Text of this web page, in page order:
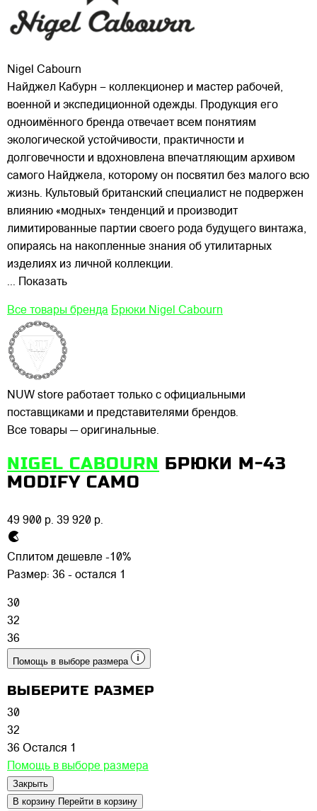
Nigel Cabourn
Найджел Кабурн – коллекционер и мастер рабочей,
военной и экспедиционной одежды. Продукция его
одноимённого бренда отвечает всем понятиям
экологической устойчивости, практичности и
долговечности и вдохновлена впечатляющим архивом
самого Найджела, которому он посвятил без малого всю
жизнь. Культовый британский специалист не подвержен
влиянию «модных» тенденций и производит
лимитированные партии своего рода будущего винтажа,
опираясь на накопленные знания об утилитарных
изделиях из личной коллекции.
... Показать
Все товары бренда Брюки Nigel Cabourn
NUW store работает только с официальными
поставщиками и представителями брендов.
Все товары — оригинальные.
NIGEL CABOURN БРЮКИ M-43
MODIFY CAMO
49 900 р. 39 920 р.
Сплитом дешевле -10%
Размер: 36 - остался 1
30
32
36
Помощь в выборе размера
ВЫБЕРИТЕ РАЗМЕР
30
32
36 Остался 1
Помощь в выборе размера
Закрыть
В корзину Перейти в корзину